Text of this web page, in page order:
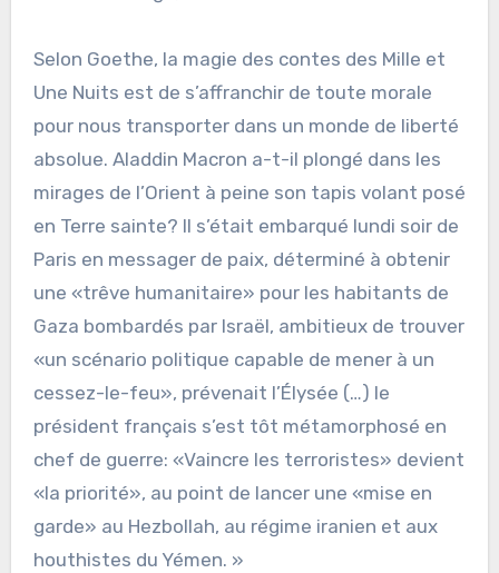
Selon Goethe, la magie des contes des Mille et
Une Nuits est de s’affranchir de toute morale
pour nous transporter dans un monde de liberté
absolue. Aladdin Macron a-t-il plongé dans les
mirages de l’Orient à peine son tapis volant posé
en Terre sainte? Il s’était embarqué lundi soir de
Paris en messager de paix, déterminé à obtenir
une «trêve humanitaire» pour les habitants de
Gaza bombardés par Israël, ambitieux de trouver
«un scénario politique capable de mener à un
cessez-le-feu», prévenait l’Élysée (…) le
président français s’est tôt métamorphosé en
chef de guerre: «Vaincre les terroristes» devient
«la priorité», au point de lancer une «mise en
garde» au Hezbollah, au régime iranien et aux
houthistes du Yémen. »